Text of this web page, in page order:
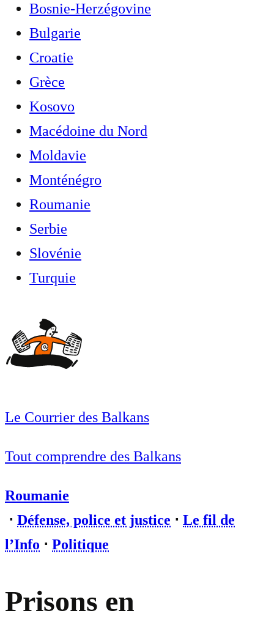
Bosnie-Herzégovine
Bulgarie
Croatie
Grèce
Kosovo
Macédoine du Nord
Moldavie
Monténégro
Roumanie
Serbie
Slovénie
Turquie
Le Courrier des Balkans
Tout comprendre des Balkans
Roumanie
⋅ Défense, police et justice ⋅ Le fil de
l’Info ⋅ Politique
Prisons en